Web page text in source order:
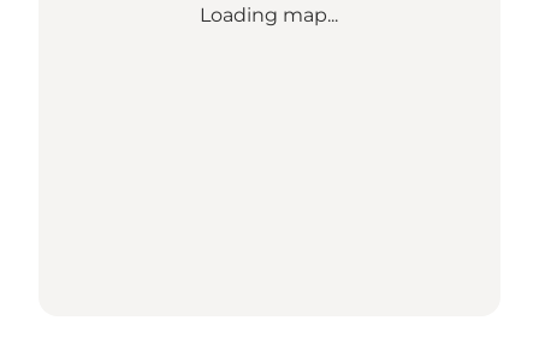
Loading map...